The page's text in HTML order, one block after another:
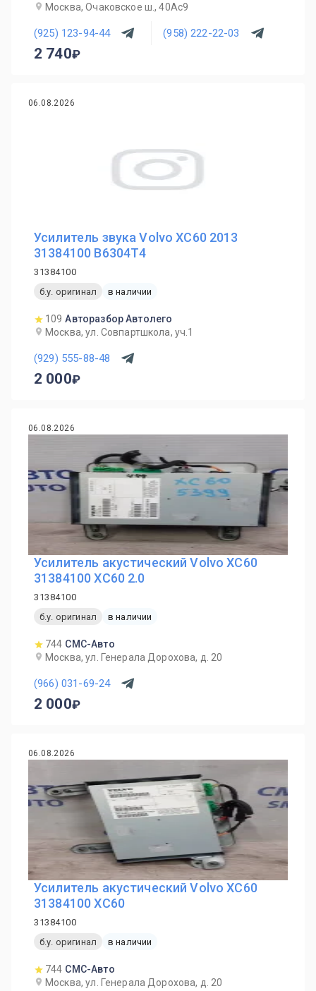
Москва, Очаковское ш., 40Ас9
(925) 123-94-44 (958) 222-22-03
2 740
06.08.2026
Усилитель звука Volvo XC60 2013
31384100 B6304T4
31384100
б.у. оригинал
в наличии
109 Авторазбор Автолего
Москва, ул. Совпартшкола, уч.1
(929) 555-88-48
2 000
06.08.2026
Усилитель акустический Volvo XC60
31384100 ХС60 2.0
31384100
б.у. оригинал
в наличии
744 СМС-Авто
Москва, ул. Генерала Дорохова, д. 20
(966) 031-69-24
2 000
06.08.2026
Усилитель акустический Volvo XC60
31384100 ХС60
31384100
б.у. оригинал
в наличии
744 СМС-Авто
Москва, ул. Генерала Дорохова, д. 20